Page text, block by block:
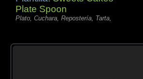
Plate Spoon
Plato, Cuchara, Repostería, Tarta,